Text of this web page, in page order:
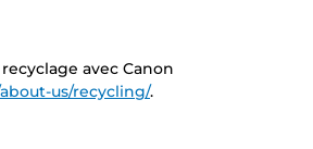
avec Canon
us/recycling/.